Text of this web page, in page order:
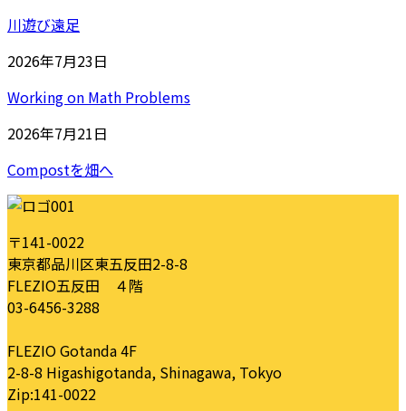
川遊び遠足
2026年7月23日
Working on Math Problems
2026年7月21日
Compostを畑へ
〒141-0022
東京都品川区東五反田2-8-8
FLEZIO五反田 ４階
03-6456-3288
FLEZIO Gotanda 4F
2-8-8 Higashigotanda, Shinagawa, Tokyo
Zip:141-0022